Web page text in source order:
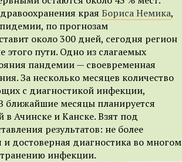
края Бориса Немика,
по прогнозам
около 300 дней, сегодня регион
этого пути. Одно из слагаемых
пандемии — своевременная
За несколько месяцев количество
с диагностикой инфекции,
ближайшие месяцы планируется
в Ачинске и Канске. Взят под
результатов: не более
и достоверная диагностика во многом
инфекции.